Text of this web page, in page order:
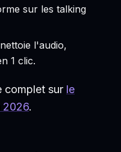
sur les talking
l'audio,
1 clic.
complet sur le
2026.